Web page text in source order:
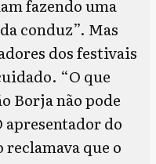
fazendo uma
conduz”. Mas
dos festivais
“O que
Borja não pode
do
que o